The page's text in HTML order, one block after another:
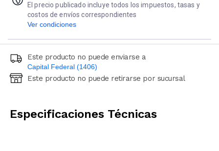
El precio publicado incluye todos los impuestos, tasas y
costos de envíos correspondientes
Ver condiciones
Este producto no puede enviarse a
Capital Federal (1406)
Ingresá código postal (sólo números)
Este producto no puede retirarse por sucursal
Especificaciones Técnicas